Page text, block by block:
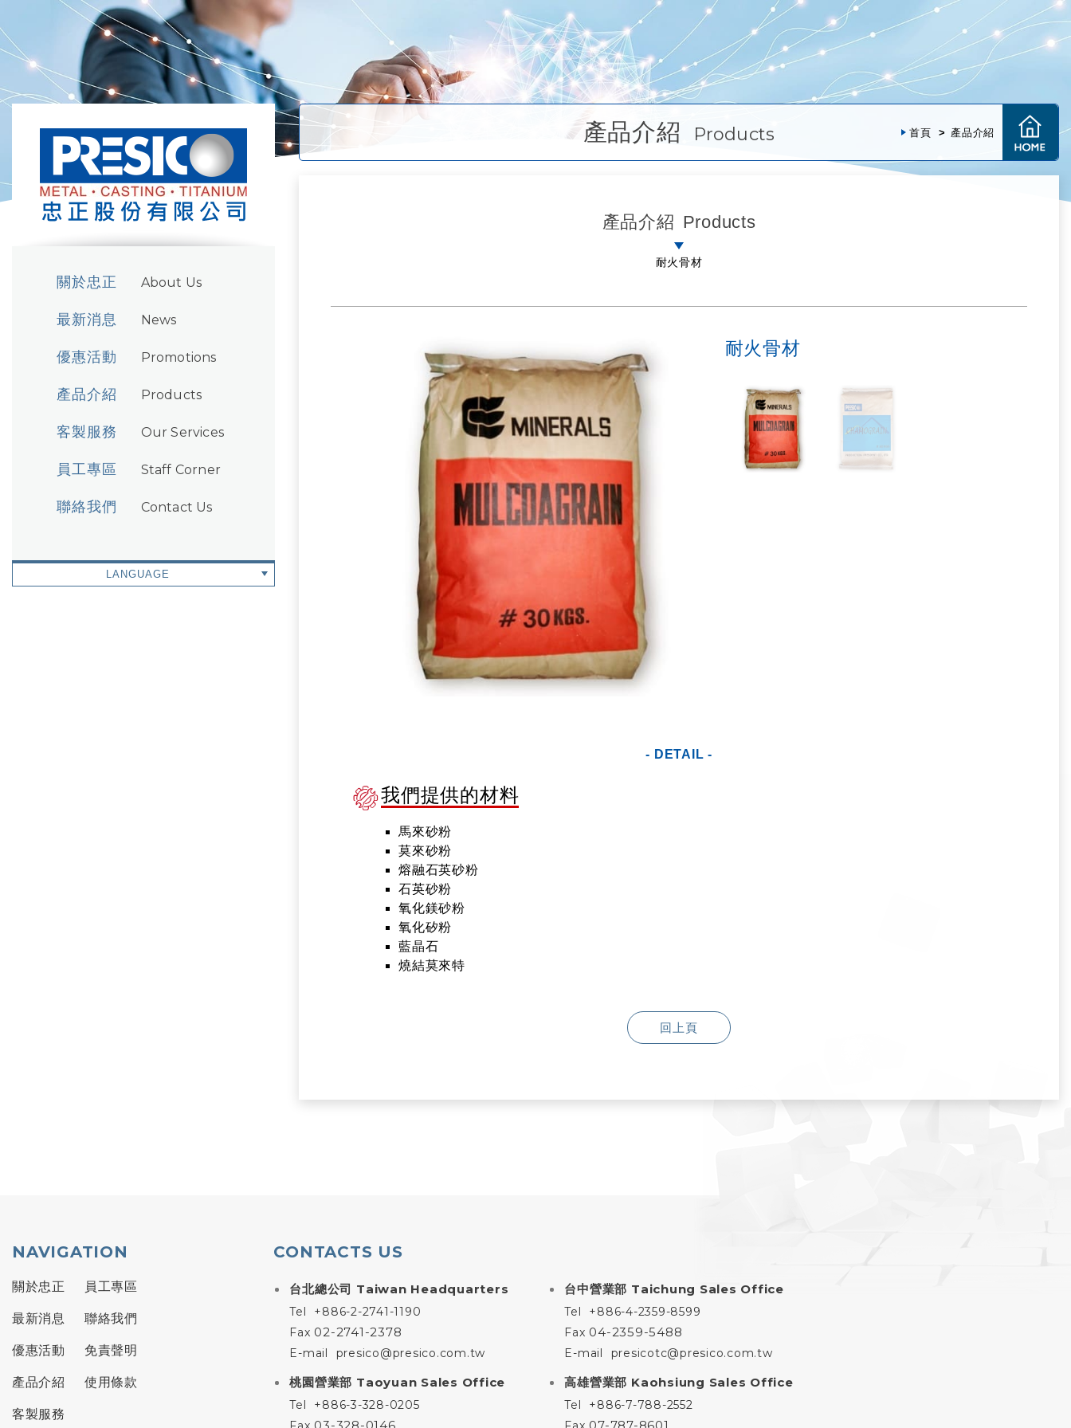
LANGUAGE
關於忠正 About Us
最新消息 News
優惠活動 Promotions
產品介紹 Products
客製服務 Our Services
員工專區 Staff Corner
聯絡我們 Contact Us
首頁 產品介紹
產品介紹 Products
產品介紹 Products
耐火骨材
耐火骨材
- DETAIL -
我們提供的材料
馬來砂粉
莫來砂粉
熔融石英砂粉
石英砂粉
氧化鎂砂粉
氧化矽粉
藍晶石
燒結莫來特
回上頁
NAVIGATION
關於忠正
最新消息
優惠活動
產品介紹
客製服務
員工專區
聯絡我們
免責聲明
使用條款
CONTACTS US
台北總公司 Taiwan Headquarters
Tel
+886-2-2741-1190
Fax 02-2741-2378
E-mail presico@presico.com.tw
桃園營業部 Taoyuan Sales Office
Tel
+886-3-328-0205
台中營業部 Taichung Sales Office
Tel
+886-4-2359-8599
Fax 04-2359-5488
E-mail presicotc@presico.com.tw
高雄營業部 Kaohsiung Sales Office
Tel
+886-7-788-2552